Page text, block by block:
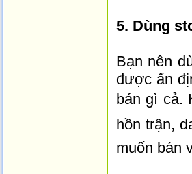
5. Dùng
Bạn nên
được ấn
bán gì cả.
hồn trận,
muốn bán